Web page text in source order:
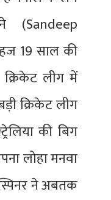
(Sandeep
19 साल की
क्रिकेट लीग में
क्रिकेट लीग
की बिग
लोहा मनवा
ने अबतक